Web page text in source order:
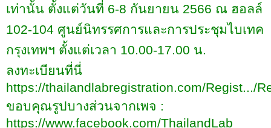
เท่านั้น ตั้งแต่วันที่ 6-8 กันยายน 2566 ณ ฮอลล์
102-104 ศูนย์นิทรรศการและการประชุมไบเทค
กรุงเทพฯ ตั้งแต่เวลา 10.00-17.00 น.
ลงทะเบียนที่นี่
https://thailandlabregistration.com/Regist.../
ขอบคุณรูปบางส่วนจากเพจ :
https://www.facebook.com/ThailandLab